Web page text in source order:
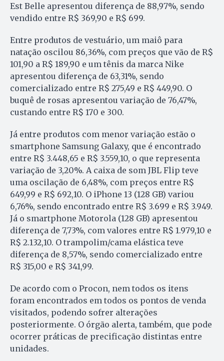
Est Belle apresentou diferença de 88,97%, sendo
vendido entre R$ 369,90 e R$ 699.
Entre produtos de vestuário, um maiô para
natação oscilou 86,36%, com preços que vão de R$
101,90 a R$ 189,90 e um tênis da marca Nike
apresentou diferença de 63,31%, sendo
comercializado entre R$ 275,49 e R$ 449,90. O
buquê de rosas apresentou variação de 76,47%,
custando entre R$ 170 e 300.
Já entre produtos com menor variação estão o
smartphone Samsung Galaxy, que é encontrado
entre R$ 3.448,65 e R$ 3.559,10, o que representa
variação de 3,20%. A caixa de som JBL Flip teve
uma oscilação de 6,48%, com preços entre R$
649,99 e R$ 692,10. O iPhone 13 (128 GB) variou
6,76%, sendo encontrado entre R$ 3.699 e R$ 3.949.
Já o smartphone Motorola (128 GB) apresentou
diferença de 7,73%, com valores entre R$ 1.979,10 e
R$ 2.132,10. O trampolim/cama elástica teve
diferença de 8,57%, sendo comercializado entre
R$ 315,00 e R$ 341,99.
De acordo com o Procon, nem todos os itens
foram encontrados em todos os pontos de venda
visitados, podendo sofrer alterações
posteriormente. O órgão alerta, também, que pode
ocorrer práticas de precificação distintas entre
unidades.